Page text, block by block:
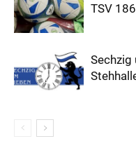
TSV
Sechzig